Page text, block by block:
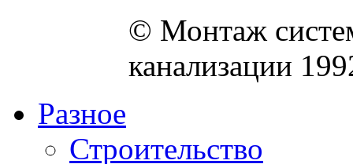
© Монтаж
канализации
Разное
Строительство